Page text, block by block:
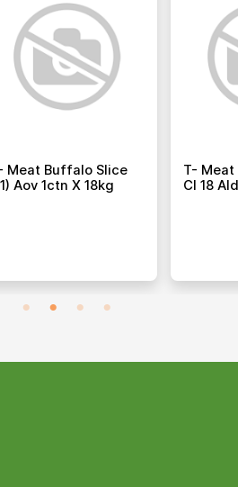
Meat Buffalo Slice
Aov 1ctn X 18kg
T- Meat
Cl 18